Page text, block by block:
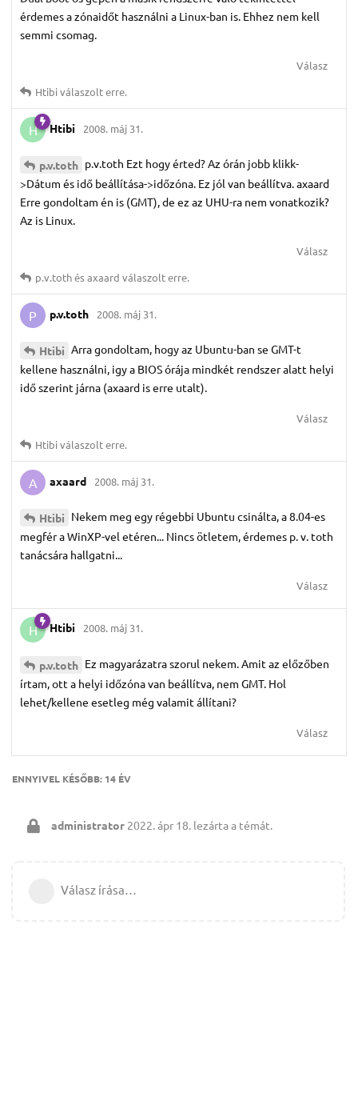
érdemes a zónaidőt használni a Linux-ban is. Ehhez nem kell
semmi csomag.
Válasz
Htibiválaszolt erre.
H Htibi 2008. máj 31.
p.​v.​toth p.v.toth Ezt hogy érted? Az órán jobb klikk-
>Dátum és idő beállítása->időzóna. Ez jól van beállítva. axaard
Erre gondoltam én is (GMT), de ez az UHU-ra nem vonatkozik?
Az is Linux.
Válasz
p.​v.​tothésaxaard válaszolt erre.
P p.​v.​toth 2008. máj 31.
Htibi Arra gondoltam, hogy az Ubuntu-ban se GMT-t
kellene használni, igy a BIOS órája mindkét rendszer alatt helyi
idő szerint járna (axaard is erre utalt).
Válasz
Htibiválaszolt erre.
A axaard 2008. máj 31.
Htibi Nekem meg egy régebbi Ubuntu csinálta, a 8.04-es
megfér a WinXP-vel etéren... Nincs ötletem, érdemes p. v. toth
tanácsára hallgatni...
Válasz
H Htibi 2008. máj 31.
p.​v.​toth Ez magyarázatra szorul nekem. Amit az előzőben
írtam, ott a helyi időzóna van beállítva, nem GMT. Hol
lehet/kellene esetleg még valamit állítani?
Válasz
ENNYIVEL KÉSŐBB: 14 ÉV
administrator 2022. ápr 18. lezárta a témát.
Válasz írása…